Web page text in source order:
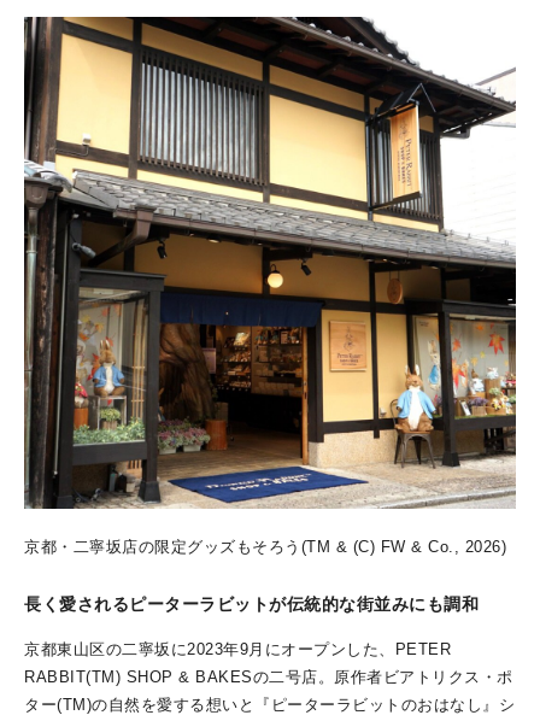
京都・二寧坂店の限定グッズもそろう(TM & (C) FW & Co., 2026)
長く愛されるピーターラビットが伝統的な街並みにも調和
京都東山区の二寧坂に2023年9月にオープンした、PETER
RABBIT(TM) SHOP & BAKESの二号店。原作者ビアトリクス・ポ
ター(TM)の自然を愛する想いと『ピーターラビットのおはなし』シ